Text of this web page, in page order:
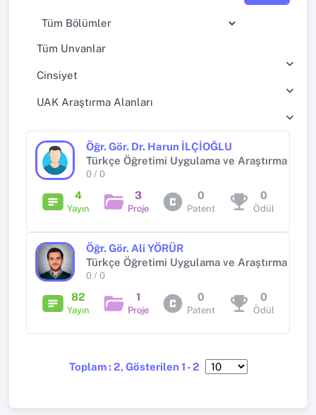
Tüm Unvanlar
Cinsiyet
UAK Araştırma Alanları
Öğr. Gör. Dr. Harun İLÇİOĞLU
Türkçe Öğretimi Uygulama ve Araştırma
0 / 0
4
Yayın
3
Proje
0
Patent
0
Ödül
Öğr. Gör. Ali YÖRÜR
Türkçe Öğretimi Uygulama ve Araştırma
0 / 0
82
Yayın
1
Proje
0
Patent
0
Ödül
Toplam : 2, Gösterilen 1 - 2